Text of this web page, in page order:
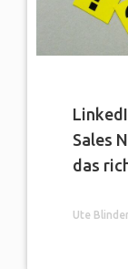
Sales
das
Ute